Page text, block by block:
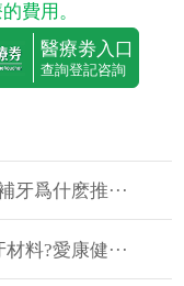
費用。
醫療劵入口
查詢登記咨詢
牙爲什麽推···
料?愛康健···